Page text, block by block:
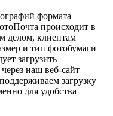
формата
происходит в
делом, клиентам
и тип фотобумаги
загрузить
наш веб-сайт
загрузку
для удобства